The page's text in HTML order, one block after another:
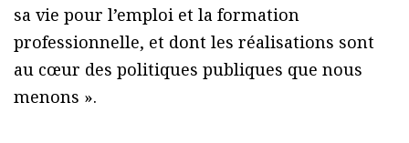
sa vie pour l’emploi et la formation
professionnelle, et dont les réalisations sont
au cœur des politiques publiques que nous
menons ».